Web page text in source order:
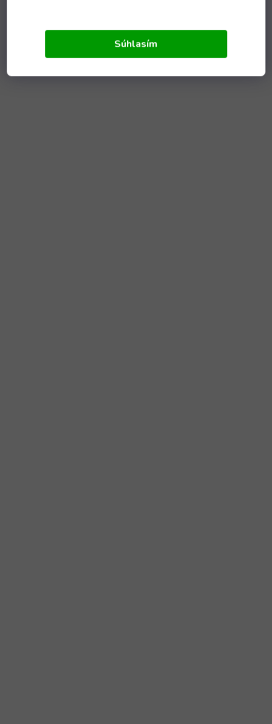
Súhlasím